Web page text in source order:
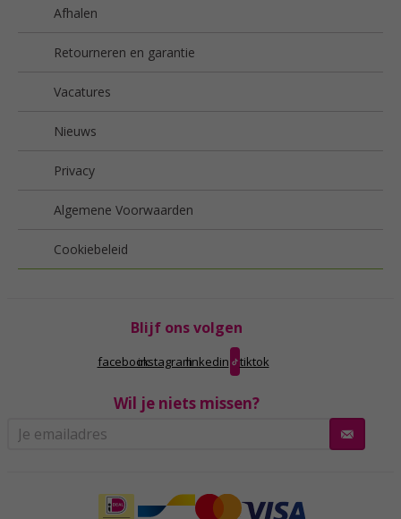
Afhalen
Retourneren en garantie
Vacatures
Nieuws
Privacy
Algemene Voorwaarden
Cookiebeleid
Blijf ons volgen
facebookinstagramlinkedin tiktok
Wil je niets missen?